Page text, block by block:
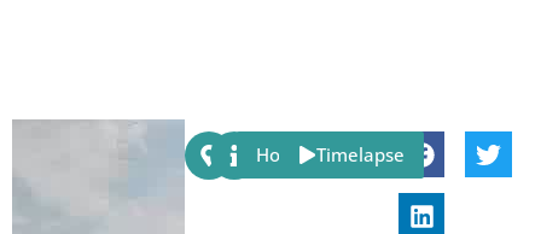
Share:
Host Timelapse